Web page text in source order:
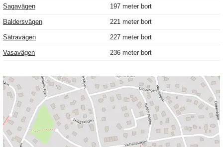
Sagavägen 197 meter bort
Baldersvägen 221 meter bort
Sätravägen 227 meter bort
Vasavägen 236 meter bort